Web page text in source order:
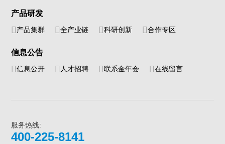
产品研发
产品集群 全产业链 科研创新 合作专区
信息公告
信息公开 人才招聘 联系金年会 在线留言
服务热线:
400-225-8141